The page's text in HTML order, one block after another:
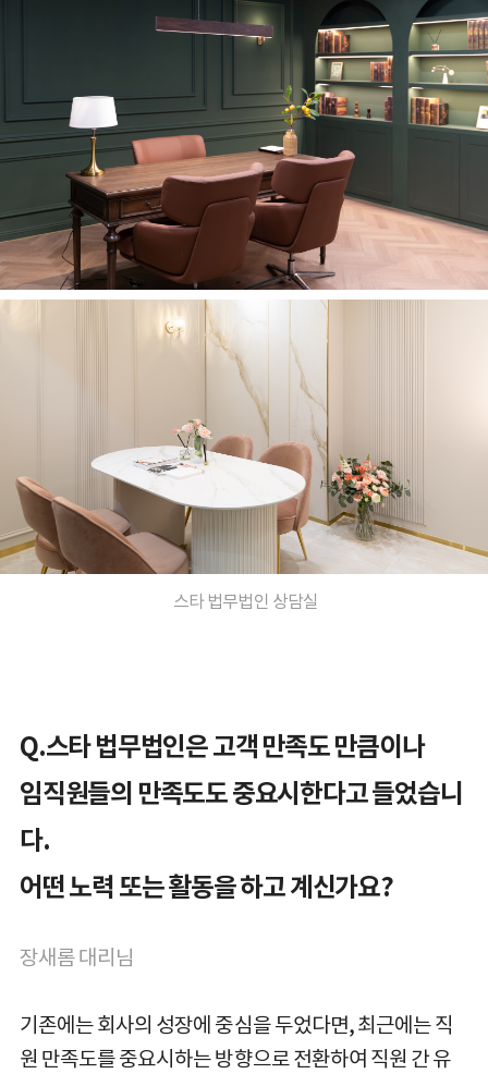
스타 법무법인 상담실
Q.스타 법무법인은 고객 만족도 만큼이나
임직원들의 만족도도 중요시한다고 들었습니
다.
어떤 노력 또는 활동을 하고 계신가요?
장새롬 대리님
기존에는 회사의 성장에 중심을 두었다면, 최근에는 직
원 만족도를 중요시하는 방향으로 전환하여 직원 간 유